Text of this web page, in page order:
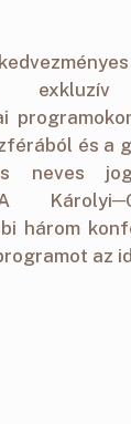
exkluzív
és a
neves
három
az